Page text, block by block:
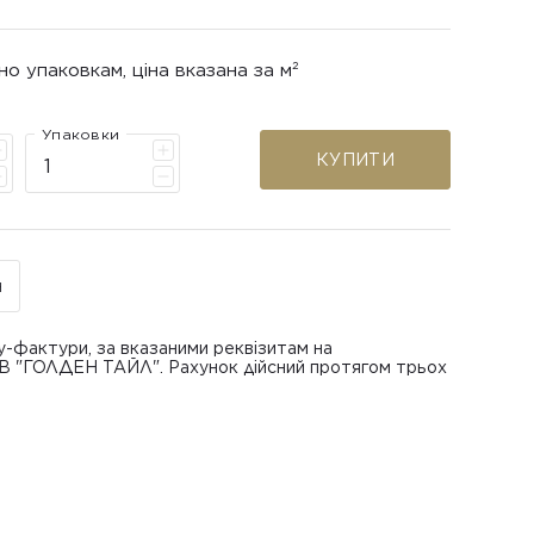
упаковкам, ціна вказана за м²
Упаковки
КУПИТИ
фактури, за вказаними реквізитам на
"ГОЛДЕН ТАЙЛ". Рахунок дійсний протягом трьох